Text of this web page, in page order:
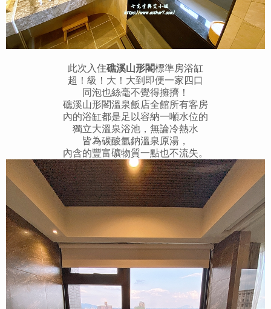
此次入住礁溪山形閣標準房浴缸
超！級！大！大到即便一家四口
同泡也絲毫不覺得擁擠！
礁溪山形閣溫泉飯店全館所有客房
內的浴缸都是足以容納一噸水位的
獨立大溫泉浴池，無論冷熱水
皆為碳酸氫鈉溫泉原湯，
內含的豐富礦物質一點也不流失。